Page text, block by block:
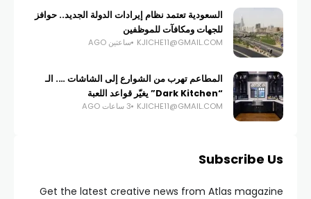
السعودية تعتمد نظام إيرادات الدولة الجديد.. حوافز
للجهات ومكافآت للموظفين
KJICHE11@GMAIL.COM ساعتين AGO
المطاعم تهرب من الشوارع إلى الشاشات …. الـ
“Dark Kitchen” يغيّر قواعد اللعبة
KJICHE11@GMAIL.COM 3 ساعات AGO
Subscribe Us
Get the latest creative news from Atlas magazine